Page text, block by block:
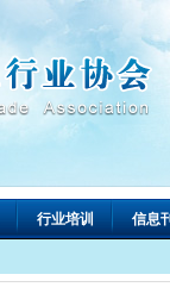
行业培训 信息